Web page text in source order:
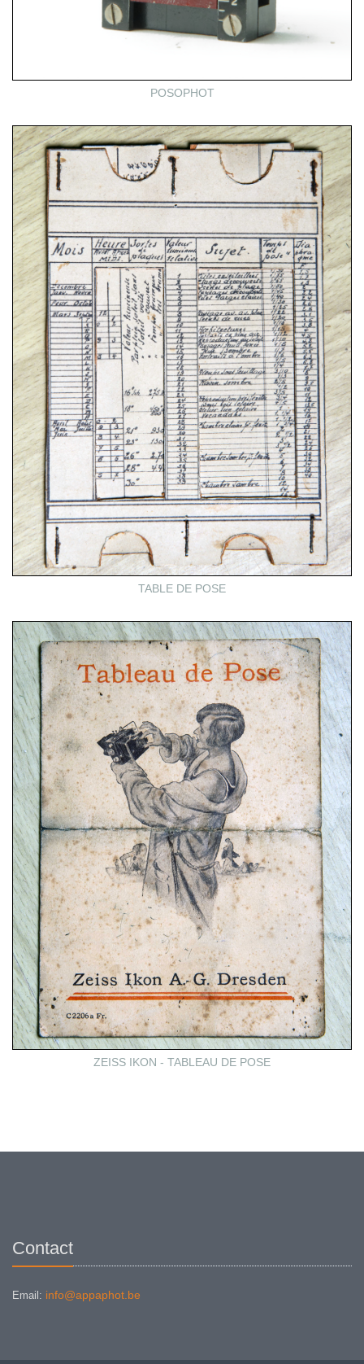
POSOPHOT
TABLE DE POSE
ZEISS IKON - TABLEAU DE POSE
Contact
Email: info@appaphot.be